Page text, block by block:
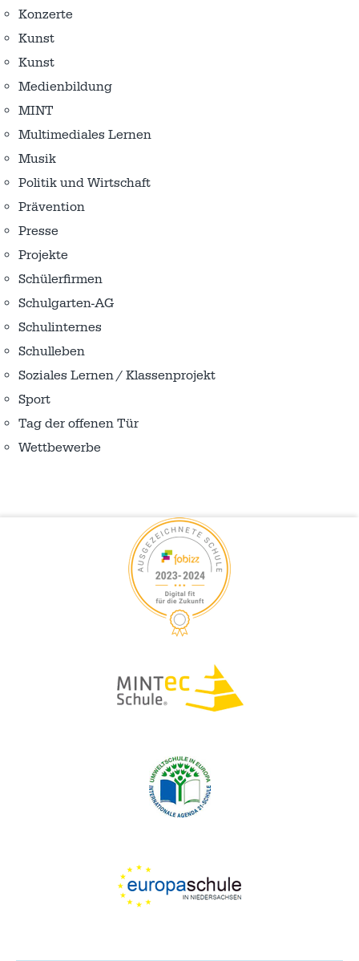
Konzerte
Kunst
Kunst
Medienbildung
MINT
Multimediales Lernen
Musik
Politik und Wirtschaft
Prävention
Presse
Projekte
Schülerfirmen
Schulgarten-AG
Schulinternes
Schulleben
Soziales Lernen / Klassenprojekt
Sport
Tag der offenen Tür
Wettbewerbe